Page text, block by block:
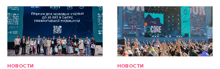
НОВОСТИ НОВОСТИ